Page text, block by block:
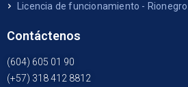
Licencia de funcionamiento - Rionegro
Contáctenos
(604) 605 01 90
(+57) 318 412 8812